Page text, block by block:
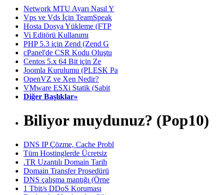
Network MTU Ayarı Nasıl Y
Vps ve Vds İçin TeamSpeak
Hosta Dosya Yükleme (FTP
Vi Editörü Kullanımı
PHP 5.3 için Zend (Zend G
cPanel'de CSR Kodu Oluştu
Centos 5.x 64 Bit için Ze
Joomla Kurulumu (PLESK Pa
OpenVZ ve Xen Nedir?
VMware ESXi Statik (Sabit
Diğer Başlıklar»
Biliyor muydunuz? (Pop10)
DNS IP Çözme, Cache Probl
Tüm Hostinglerde Ücretsiz
.TR Uzantılı Domain Tarih
Domain Transfer Prosedürü
DNS çalışma mantığı (Örne
1 Tbit/s DDoS Koruması